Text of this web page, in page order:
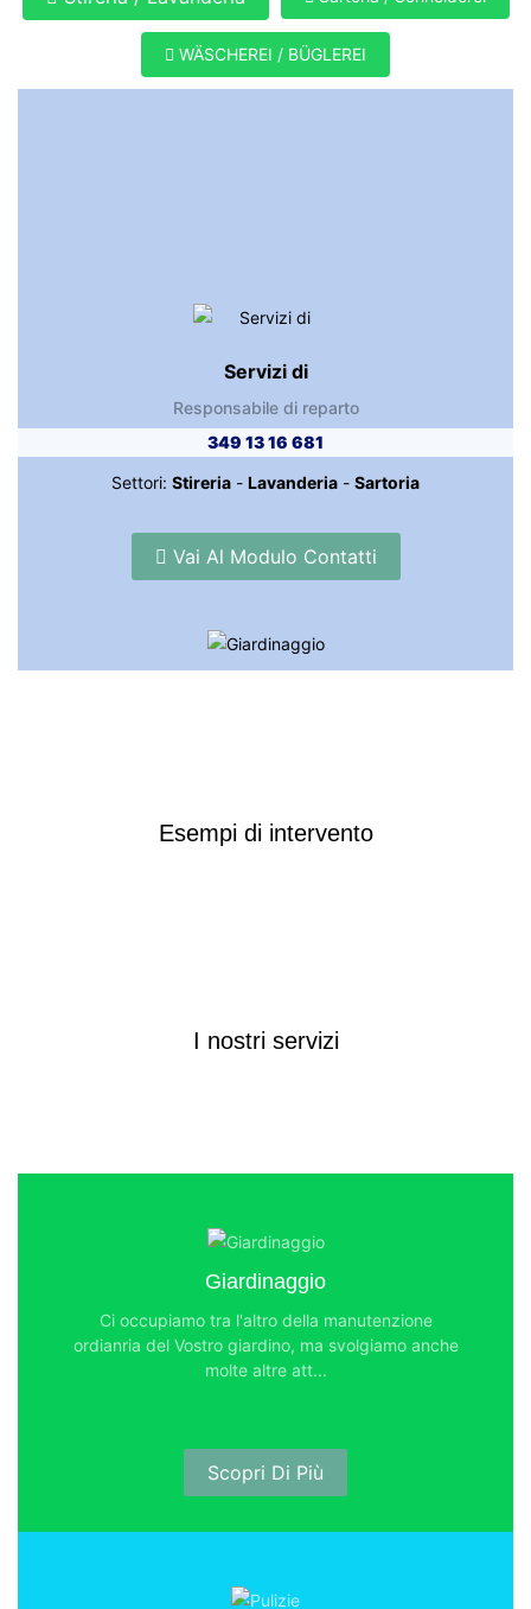
WÄSCHEREI / BÜGLEREI
Servizi di
Responsabile di reparto
349 13 16 681
Settori: Stireria - Lavanderia - Sartoria
Vai Al Modulo Contatti
Esempi di intervento
I nostri servizi
Giardinaggio
Ci occupiamo tra l'altro della manutenzione
ordianria del Vostro giardino, ma svolgiamo anche
molte altre att...
Scopri Di Più